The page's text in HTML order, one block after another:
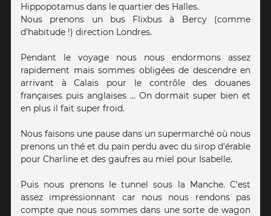
Hippopotamus dans le quartier des Halles.
Nous prenons un bus Flixbus à Bercy (comme
d'habitude !) direction Londres.
Pendant le voyage nous nous endormons assez
rapidement mais sommes obligées de descendre en
arrivant à Calais pour le contrôle des douanes
françaises puis anglaises ... On dormait super bien et
en plus il fait super froid.
Nous faisons une pause dans un supermarché où nous
prenons un thé et du pain perdu avec du sirop d'érable
pour Charline et des gaufres au miel pour Isabelle.
Puis nous prenons le tunnel sous la Manche. C'est
assez impressionnant car nous nous rendons pas
compte que nous sommes dans une sorte de wagon